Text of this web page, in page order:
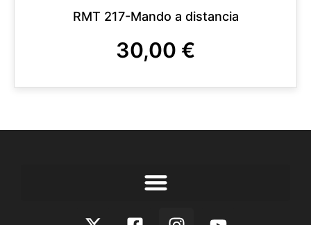
RMT 217-Mando a distancia
30,00 €